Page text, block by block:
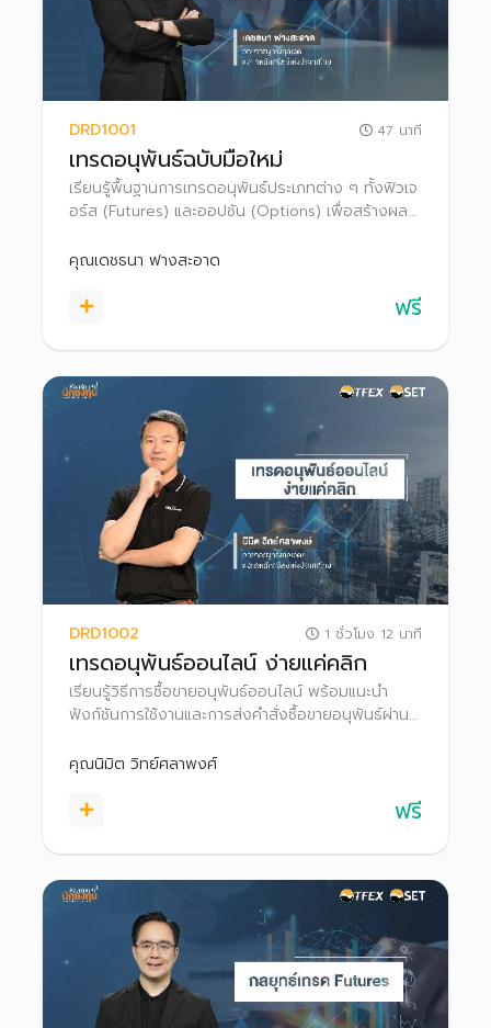
DRD1001 47 นาที
เทรดอนุพันธ์ฉบับมือใหม่
เรียนรู้พื้นฐานการเทรดอนุพันธ์ประเภทต่าง ๆ ทั้งฟิวเจ
อร์ส (Futures) และออปชัน (Options) เพื่อสร้างผล
ภาวะตลาดขาขึ้นและขาลง
คุณเดชธนา ฟางสะอาด
ฟรี
DRD1002 1 ชั่วโมง 12 นาที
เทรดอนุพันธ์ออนไลน์ ง่ายแค่คลิก
เรียนรู้วิธีการซื้อขายอนุพันธ์ออนไลน์ พร้อมแนะนำ
ฟังก์ชันการใช้งานและการส่งคำสั่งซื้อขายอนุพันธ์ผ่าน
คุณนิมิต วิทย์ศลาพงศ์
ฟรี